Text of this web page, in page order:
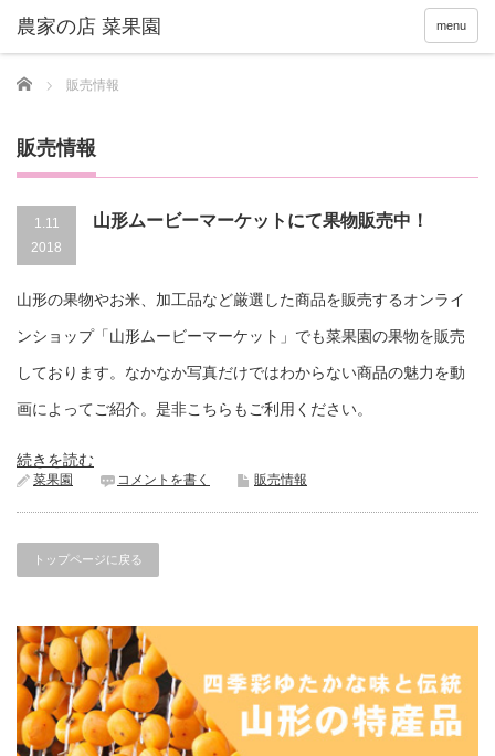
menu
Home 販売情報
販売情報
1.11
2018
山形ムービーマーケットにて果物販売中！
山形の果物やお米、加工品など厳選した商品を販売するオンライ
ンショップ「山形ムービーマーケット」でも菜果園の果物を販売
しております。なかなか写真だけではわからない商品の魅力を動
画によってご紹介。是非こちらもご利用ください。
続きを読む
菜果園 コメントを書く 販売情報
トップページに戻る